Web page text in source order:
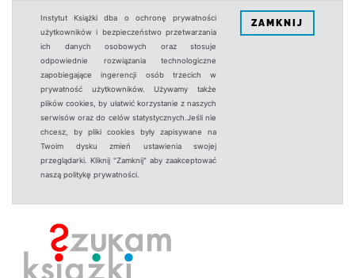
Instytut Książki dba o ochronę prywatności
użytkowników i bezpieczeństwo przetwarzania
ich danych osobowych oraz stosuje
odpowiednie rozwiązania technologiczne
zapobiegające ingerencji osób trzecich w
prywatność użytkowników. Używamy także
plików cookies, by ułatwić korzystanie z naszych
serwisów oraz do celów statystycznych.Jeśli nie
chcesz, by pliki cookies były zapisywane na
Twoim dysku zmień ustawienia swojej
przeglądarki. Kliknij "Zamknij" aby zaakceptować
naszą politykę prywatności.
ZAMKNIJ